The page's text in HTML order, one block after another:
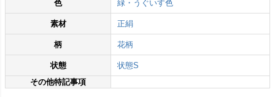
色 緑・うぐいす色
素材 正絹
柄 花柄
状態
状態S
その他特記事項